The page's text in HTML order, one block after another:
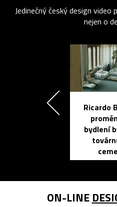
Jedinečný český design video
nejen o
Ricardo
bydlení
ON-LINE